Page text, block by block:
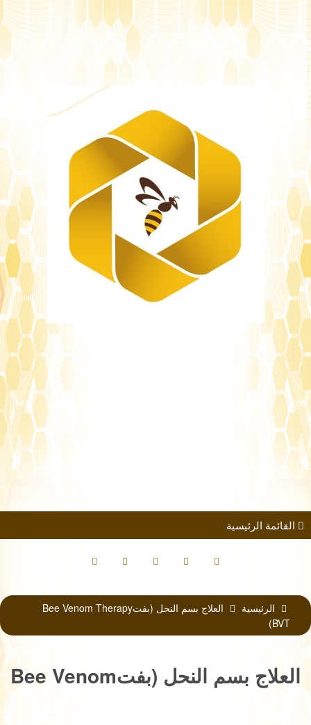
القائمة الرئيسية
الرئيسية
العلاج بسم النحل (بفتBee Venom Therapy
(BVT
العلاج بسم النحل (بفتBee Venom